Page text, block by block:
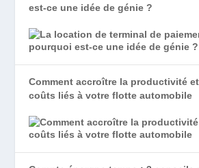
est-ce une idée de génie ?
Comment accroître la productivité
coûts liés à votre flotte automobile